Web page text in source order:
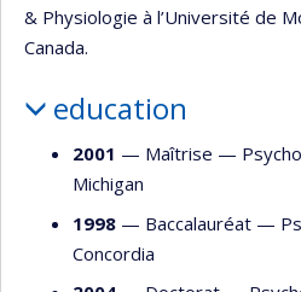
& Physiologie à l’Université de
Canada.
education
2001 — Maîtrise —
Michigan
1998 — Baccalauréat —
Concordia